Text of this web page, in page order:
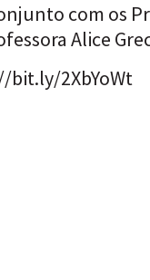
com os
Alice
bit.ly/2XbYoWt